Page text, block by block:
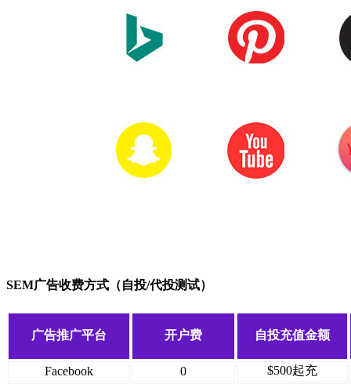
SEM广告收费方式（自投/代投测试）
广告推广平台 开户费 自投充值金额
Facebook 0
$500起充